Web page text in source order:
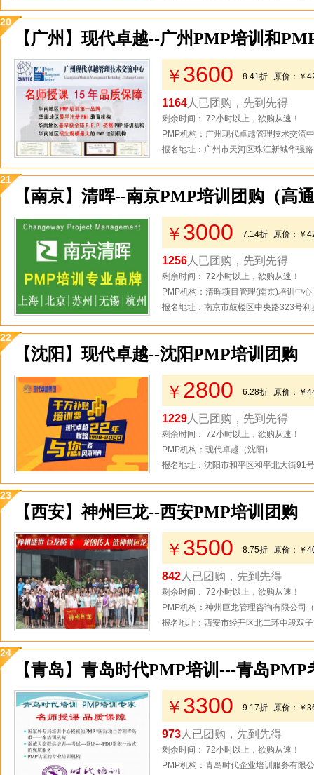
20
【广州】现代卓越--广州PMP培训和
￥ 3600 8.41折 原价： ￥
1164 人已团购，先到先得
剩余时间： 72小时以上，欲购从速！
PMP机构：广州现代卓越管理技术交流
报名地址：广州市天河区珠江新城华强
21
【南京】清晖--南京PMP培训团购（高
￥ 3000 7.14折 原价： ￥
1256 人已团购，先到先得
剩余时间： 72小时以上，欲购从速！
PMP机构：清晖项目管理(南京)培训中心
报名地址：南京市鼓楼区中央路323号
22
【沈阳】现代卓越--沈阳PMP培训团购
￥ 2800 6.28折 原价： ￥
1229 人已团购，先到先得
剩余时间： 72小时以上，欲购从速！
PMP机构：现代卓越（沈阳）
报名地址：沈阳市和平区和平北大街91号
23
【西安】神州巨龙--西安PMP培训团购
￥ 3500 8.75折 原价： ￥
842 人已团购，先到先得
剩余时间： 72小时以上，欲购从速！
PMP机构：神州巨龙管理咨询有限公司
报名地址：西安市经开区北二环中段双
24
【青岛】青岛时代PMP培训---青岛PMP
￥ 3300 9.17折 原价： ￥
973 人已团购，先到先得
剩余时间： 72小时以上，欲购从速！
PMP机构：青岛时代企业培训服务有限